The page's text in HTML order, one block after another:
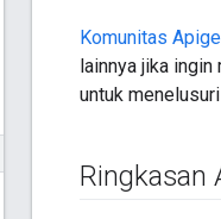
Komunitas
lainnya jika
untuk
Ringkasan